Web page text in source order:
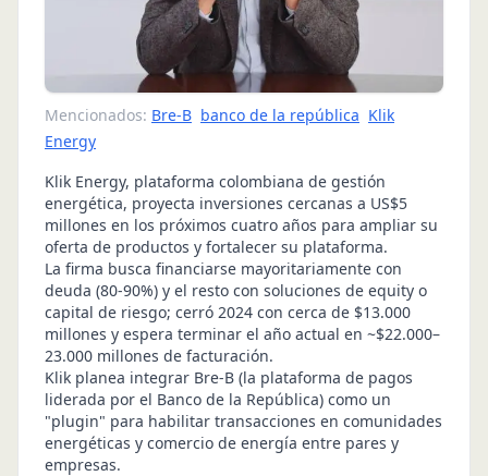
Mencionados: Bre-B banco de la república Klik
Energy
Klik Energy, plataforma colombiana de gestión
energética, proyecta inversiones cercanas a US$5
millones en los próximos cuatro años para ampliar su
oferta de productos y fortalecer su plataforma.
La firma busca financiarse mayoritariamente con
deuda (80-90%) y el resto con soluciones de equity o
capital de riesgo; cerró 2024 con cerca de $13.000
millones y espera terminar el año actual en ~$22.000–
23.000 millones de facturación.
Klik planea integrar Bre-B (la plataforma de pagos
liderada por el Banco de la República) como un
"plugin" para habilitar transacciones en comunidades
energéticas y comercio de energía entre pares y
empresas.